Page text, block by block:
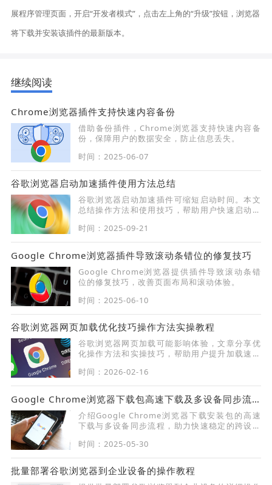
展程序管理页面，开启“开发者模式”，点击左上角的“升级”按钮，浏览器
将下载并安装该插件的最新版本。
继续阅读
Chrome浏览器插件支持快速内容备份
借助备份插件，Chrome浏览器支持快速内容备
份，保障用户的数据安全，防止信息丢失。
时间：2025-06-07
谷歌浏览器启动加速插件使用方法总结
谷歌浏览器启动加速插件可缩短启动时间。本文
总结操作方法和使用技巧，帮助用户快速启动浏
时间：2025-09-21
Google Chrome浏览器插件导致滚动条错位的修复技巧
Google Chrome浏览器提供插件导致滚动条错
位的修复技巧，改善页面布局和滚动体验。
时间：2025-06-10
谷歌浏览器网页加载优化技巧操作方法实操教程
谷歌浏览器网页加载可能影响体验，文章分享优
化操作方法和实操技巧，帮助用户提升加载速度
时间：2026-02-16
Google Chrome浏览器下载包高速下载及多设备同步流程
介绍Google Chrome浏览器下载安装包的高速
下载与多设备同步流程，助力快速稳定的跨设备
时间：2025-05-30
批量部署谷歌浏览器到企业设备的操作教程